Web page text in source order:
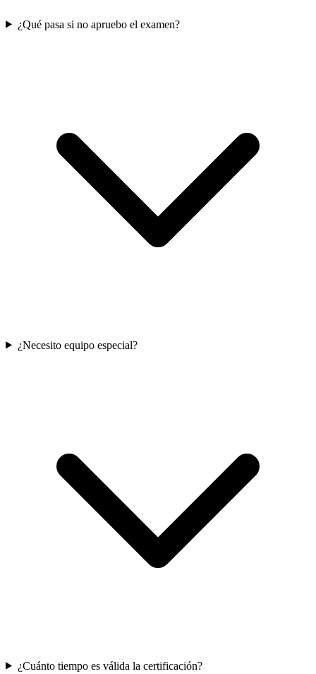
¿Qué pasa si no apruebo el examen?
¿Necesito equipo especial?
¿Cuánto tiempo es válida la certificación?